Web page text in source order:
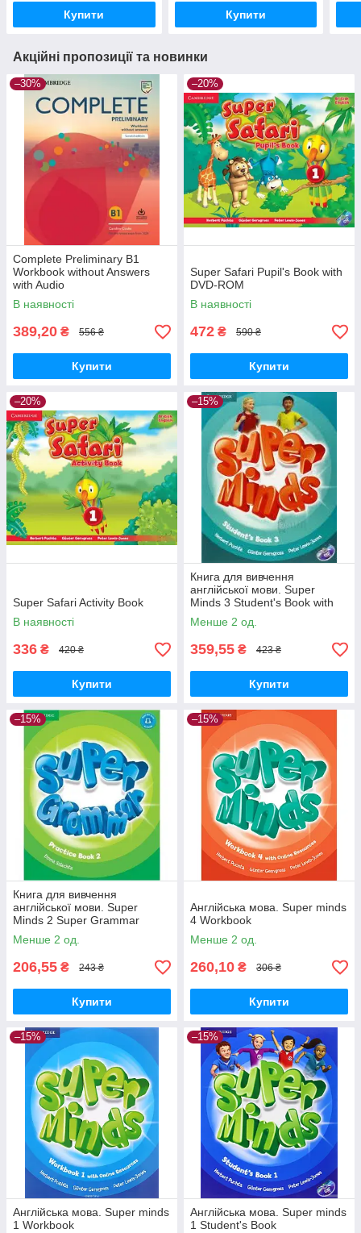
Купити Купити
Акційні пропозиції та новинки
–30%
Complete Preliminary В1
Workbook without Answers
with Audio
В наявності
389,20 ₴ 556 ₴
Купити
–20%
Super Safari Pupil's Book with
DVD-ROM
В наявності
472 ₴ 590 ₴
Купити
–20%
Super Safari Activity Book
В наявності
336 ₴ 420 ₴
Купити
–15%
Книга для вивчення
англійської мови. Super
Minds 3 Student's Book with
DVD-ROM
Менше 2 од.
359,55 ₴ 423 ₴
Купити
–15%
Книга для вивчення
англійської мови. Super
Minds 2 Super Grammar
Practice Book
Менше 2 од.
206,55 ₴ 243 ₴
Купити
–15%
Англійська мова. Super minds
4 Workbook
Менше 2 од.
260,10 ₴ 306 ₴
Купити
–15%
Англійська мова. Super minds
1 Workbook
–15%
Англійська мова. Super minds
1 Student's Book